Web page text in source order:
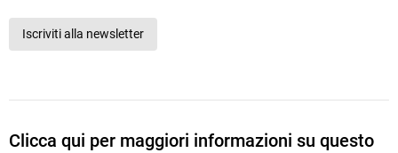
Iscriviti alla newsletter
Clicca qui per maggiori informazioni su questo